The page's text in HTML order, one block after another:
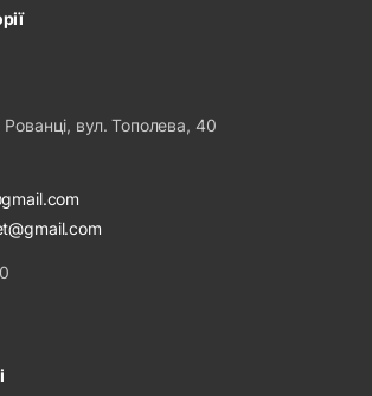
вул. Тополева, 40